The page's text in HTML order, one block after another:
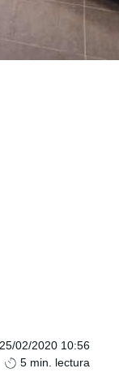
25/02/2020 10:56
5 min. lectura